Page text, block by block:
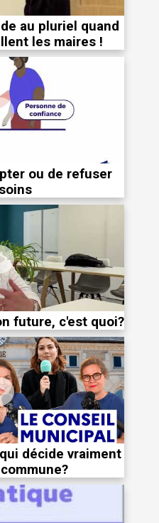
au pluriel quand
les maires !
ou de refuser
future, c'est quoi?
décide vraiment